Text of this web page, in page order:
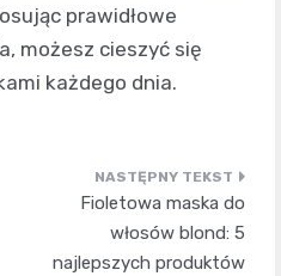
prawidłowe
możesz cieszyć się
każdego dnia.
Fioletowa maska do
włosów blond: 5
najlepszych produktów